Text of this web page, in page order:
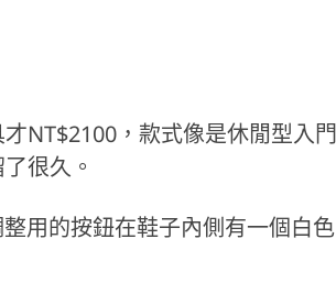
NT$2100，款式像是休閒型入門
很久。
用的按鈕在鞋子內側有一個白色